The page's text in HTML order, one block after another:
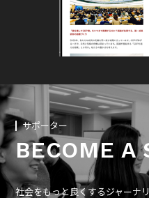
サポーター
BECOME A
社会をもっと良くするジャーナ